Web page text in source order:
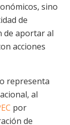
sino
de
de aportar al
acciones
representa
al
por
de